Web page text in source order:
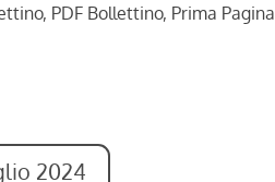
, PDF Bollettino, Prima Pagina
2024